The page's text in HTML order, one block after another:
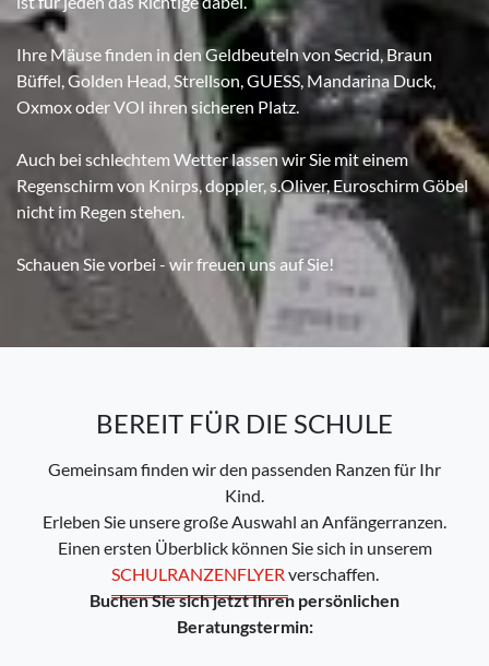
Ihre Mäuse finden in den Geldbeuteln von Secrid, Braun
Büffel, Golden Head, Strellson, GUESS, Mandarina Duck,
Oxmox oder VOI ihren sicheren Platz.
Auch bei schlechtem Wetter lassen wir Sie mit einem
Regenschirm von Knirps, doppler, s.Oliver, Euroschirm Göbel
nicht im Regen stehen.
Schauen Sie vorbei - wir freuen uns auf Sie!
BEREIT FÜR DIE SCHULE
Gemeinsam finden wir den passenden Ranzen für Ihr
Kind.
Erleben Sie unsere große Auswahl an Anfängerranzen.
Einen ersten Überblick können Sie sich in unserem
SCHULRANZENFLYER verschaffen.
Buchen Sie sich jetzt Ihren persönlichen
Beratungstermin: